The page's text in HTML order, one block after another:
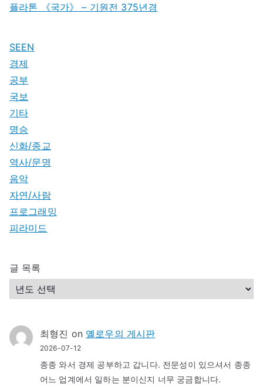
플라톤 《국가》 – 기원전 375년경
SEEN
경제
공부
국보
기타
명승
신화/종교
역사/문명
음악
자연/사람
프로그래밍
피라미드
글 목록
최형진 on 옐로우의 게시판
2026-07-12
종종 와서 경제 공부하고 갑니다. 전문성이 있으셔서 종종
어느 업계에서 일하는 분이신지 너무 궁금합니다.